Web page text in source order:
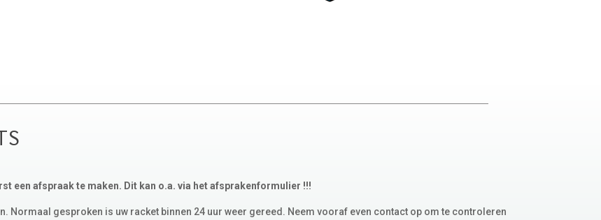
een afspraak te maken. Dit kan o.a. via het afsprakenformulier !!!
Normaal gesproken is uw racket binnen 24 uur weer gereed. Neem vooraf even contact op om te controleren